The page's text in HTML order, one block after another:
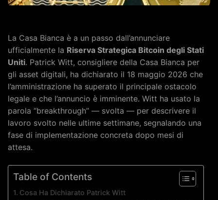
La Casa Bianca è a un passo dall’annunciare
ufficialmente la Riserva Strategica Bitcoin degli Stati
Uniti. Patrick Witt, consigliere della Casa Bianca per
gli asset digitali, ha dichiarato il 18 maggio 2026 che
l’amministrazione ha superato il principale ostacolo
legale e che l’annuncio è imminente. Witt ha usato la
parola “breakthrough” — svolta — per descrivere il
lavoro svolto nelle ultime settimane, segnalando una
fase di implementazione concreta dopo mesi di
attesa.
Table of Contents
Cosa Ha Dichiarato Patrick Witt